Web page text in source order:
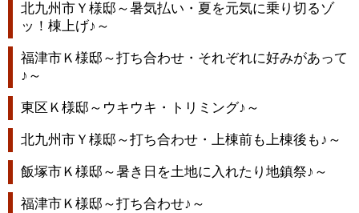
北九州市Ｙ様邸～暑気払い・夏を元気に乗り切るゾ
ッ！棟上げ♪～
福津市Ｋ様邸～打ち合わせ・それぞれに好みがあって
♪～
東区Ｋ様邸～ウキウキ・トリミング♪～
北九州市Ｙ様邸～打ち合わせ・上棟前も上棟後も♪～
飯塚市Ｋ様邸～暑き日を土地に入れたり地鎮祭♪～
福津市Ｋ様邸～打ち合わせ♪～